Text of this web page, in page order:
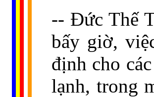
-- Đức Thế
bấy giờ,
định cho
lạnh, trong